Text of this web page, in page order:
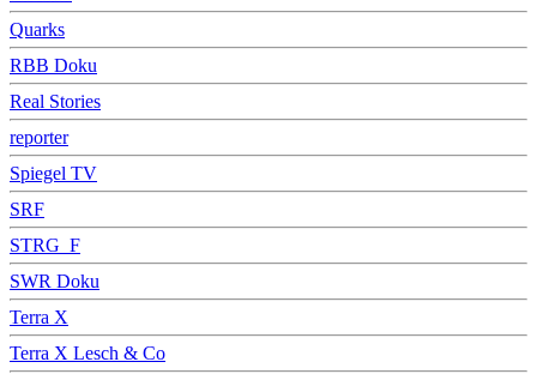
Quarks
RBB Doku
Real Stories
reporter
Spiegel TV
SRF
STRG_F
SWR Doku
Terra X
Terra X Lesch & Co